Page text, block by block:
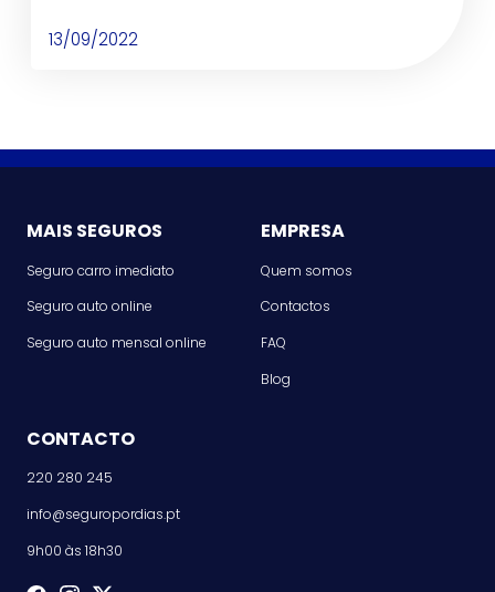
13/09/2022
MAIS SEGUROS
Seguro carro imediato
Seguro auto online
Seguro auto mensal online
EMPRESA
Quem somos
Contactos
FAQ
Blog
CONTACTO
220 280 245
info@seguropordias.pt
9h00 às 18h30